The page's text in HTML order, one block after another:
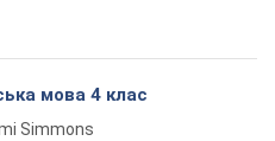
мова 4 клас
Simmons